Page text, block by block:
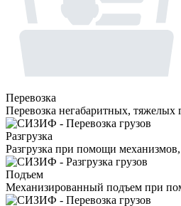
Перевозка
Перевозка негабаритных, тяжелых
Разгрузка
Разгрузка при помощи
Подъем
Механизированный подъем при